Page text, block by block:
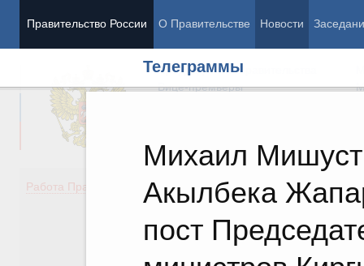
Правительство России О Правительстве Новости
Телеграммы
Михаил
Акылбека
пост
Председатель Правительства
Вице-премьеры
Работа Правительства
Демография
Здоровье
Образование
Культура